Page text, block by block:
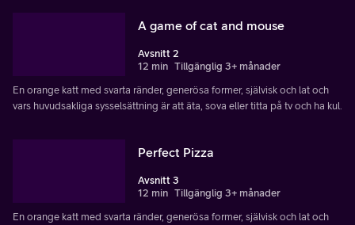
A game of cat and mouse
Avsnitt 2
12 min Tillgänglig 3+ månader
En orange katt med svarta ränder, generösa former, självisk och lat och
vars huvudsakliga sysselsättning är att äta, sova eller titta på tv och ha kul.
Perfect Pizza
Avsnitt 3
12 min Tillgänglig 3+ månader
En orange katt med svarta ränder, generösa former, självisk och lat och